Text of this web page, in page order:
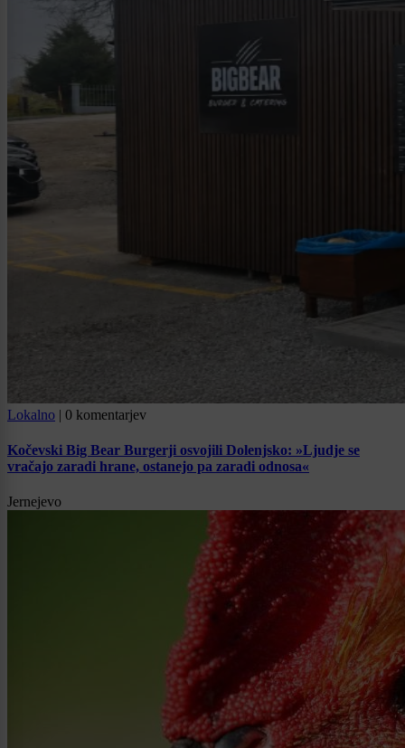
Lokalno | 0 komentarjev
Kočevski Big Bear Burgerji osvojili Dolenjsko: »Ljudje se
vračajo zaradi hrane, ostanejo pa zaradi odnosa«
Jernejevo